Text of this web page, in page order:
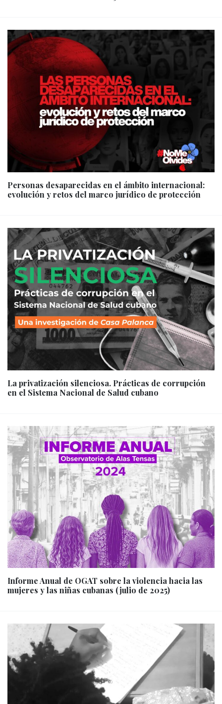
Personas desaparecidas en el ámbito internacional:
evolución y retos del marco jurídico de protección
La privatización silenciosa. Prácticas de corrupción
en el Sistema Nacional de Salud cubano
Informe Anual de OGAT sobre la violencia hacia las
mujeres y las niñas cubanas (julio de 2025)